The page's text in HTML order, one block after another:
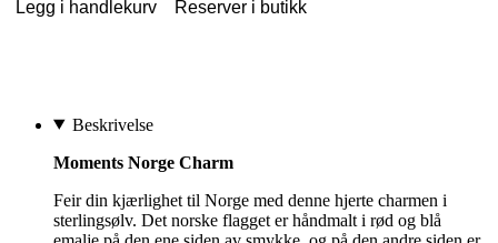
Legg i handlekurv Reserver i butikk
Beskrivelse
Moments Norge Charm
Feir din kjærlighet til Norge med denne hjerte charmen i
sterlingsølv. Det norske flagget er håndmalt i rød og blå